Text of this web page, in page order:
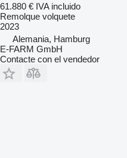
61.880 € IVA incluido
Remolque volquete
2023
Alemania, Hamburg
E-FARM GmbH
Contacte con el vendedor